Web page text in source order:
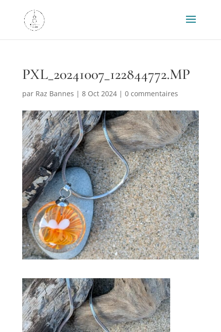
PXL_20241007_122844772.MP
par Raz Bannes | 8 Oct 2024| 0 commentaires